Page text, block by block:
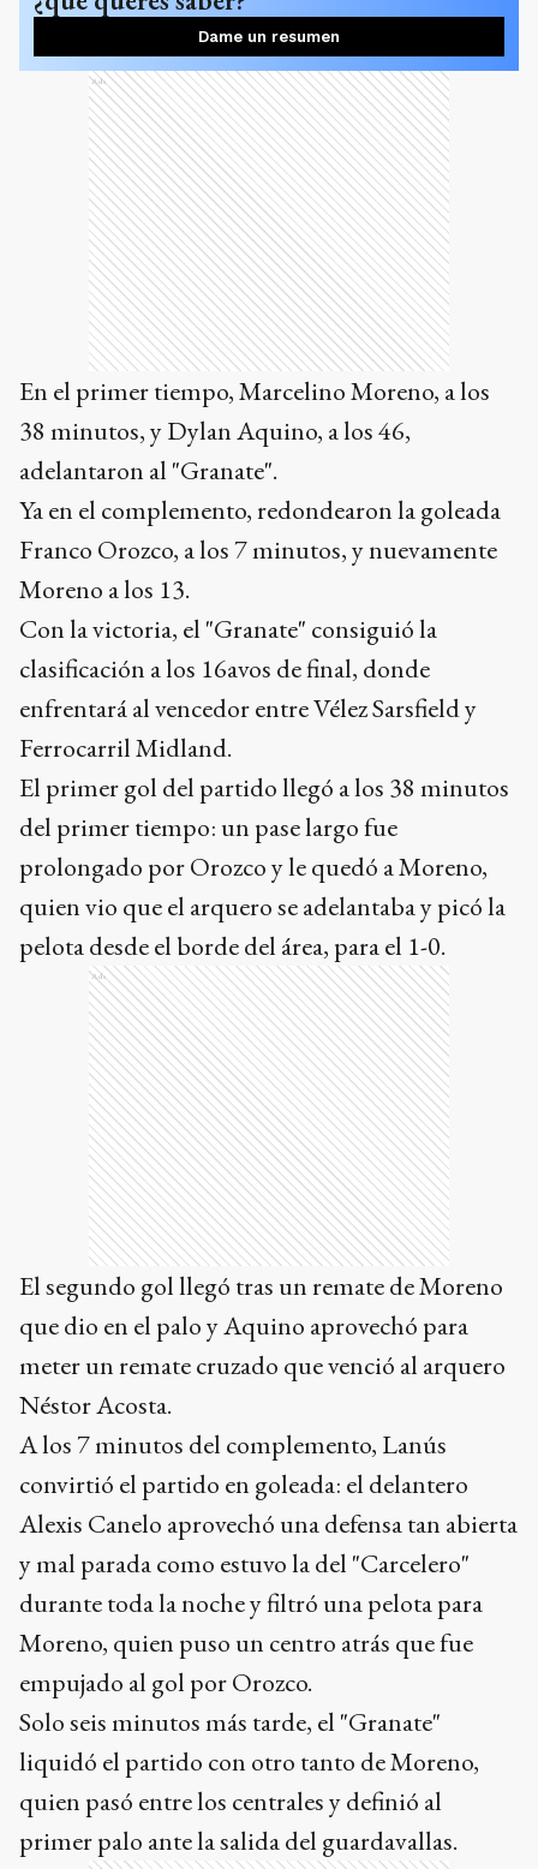
En el primer tiempo, Marcelino Moreno, a los
38 minutos, y Dylan Aquino, a los 46,
adelantaron al "Granate".
Ya en el complemento, redondearon la goleada
Franco Orozco, a los 7 minutos, y nuevamente
Moreno a los 13.
Con la victoria, el "Granate" consiguió la
clasificación a los 16avos de final, donde
enfrentará al vencedor entre Vélez Sarsfield y
Ferrocarril Midland.
El primer gol del partido llegó a los 38 minutos
del primer tiempo: un pase largo fue
prolongado por Orozco y le quedó a Moreno,
quien vio que el arquero se adelantaba y picó la
pelota desde el borde del área, para el 1-0.
El segundo gol llegó tras un remate de Moreno
que dio en el palo y Aquino aprovechó para
meter un remate cruzado que venció al arquero
Néstor Acosta.
A los 7 minutos del complemento, Lanús
convirtió el partido en goleada: el delantero
Alexis Canelo aprovechó una defensa tan abierta
y mal parada como estuvo la del "Carcelero"
durante toda la noche y filtró una pelota para
Moreno, quien puso un centro atrás que fue
empujado al gol por Orozco.
Solo seis minutos más tarde, el "Granate"
liquidó el partido con otro tanto de Moreno,
quien pasó entre los centrales y definió al
primer palo ante la salida del guardavallas.